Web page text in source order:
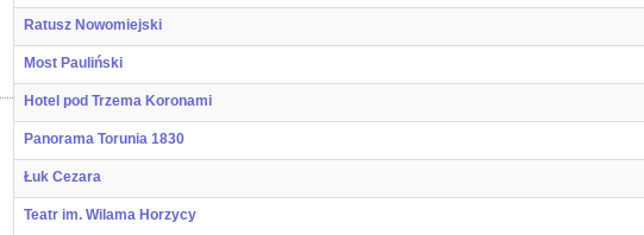
Ratusz Nowomiejski
Most Pauliński
Hotel pod Trzema Koronami
Panorama Torunia 1830
Łuk Cezara
Teatr im. Wilama Horzycy